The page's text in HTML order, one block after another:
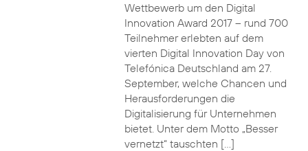
Wettbewerb um den Digital
Innovation Award 2017 – rund 700
Teilnehmer erlebten auf dem
vierten Digital Innovation Day von
Telefónica Deutschland am 27.
September, welche Chancen und
Herausforderungen die
Digitalisierung für Unternehmen
bietet. Unter dem Motto „Besser
vernetzt“ tauschten […]